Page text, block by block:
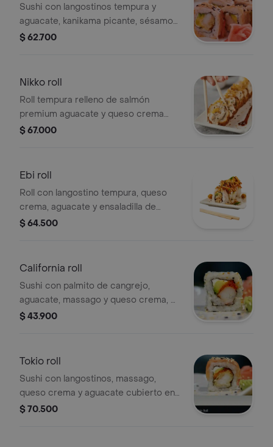
Sushi con langostinos tempura y
aguacate, kanikama picante, sésamo
negro y queso crema, 9 bocados.
$ 62.700
Nikko roll
Roll tempura relleno de salmón
premium aguacate y queso crema
bañado en ceviche de camarón
$ 67.000
Ebi roll
Roll con langostino tempura, queso
crema, aguacate y ensaladilla de
kanikama crocante, 9 bocados.
$ 64.500
California roll
Sushi con palmito de cangrejo,
aguacate, massago y queso crema, 9
bocados.
$ 43.900
Tokio roll
Sushi con langostinos, massago,
queso crema y aguacate cubierto en
salmón, 9 bocados.
$ 70.500